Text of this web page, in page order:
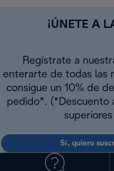
¡ÚNETE A
Regístrate a
enterarte de todas las
consigue un 10% de
pedido*. (*Descuento
Sí, quiero